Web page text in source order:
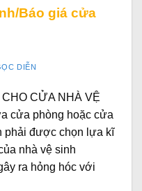
Báo giá cửa
DIỄN
CỬA NHÀ VỆ
cửa phòng hoặc cửa
phải được chọn lựa kĩ
nhà vệ sinh
ra hỏng hóc với